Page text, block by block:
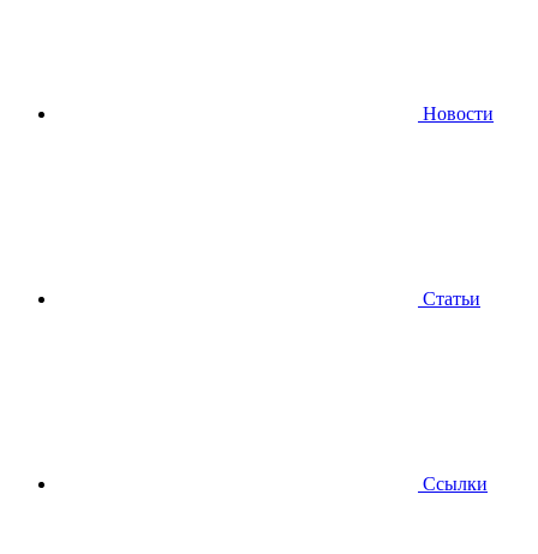
Новости
Статьи
Ссылки